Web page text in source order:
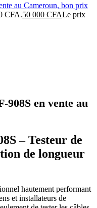
au Cameroun, bon prix
CFA.50 000 CFALe prix
908S en vente au
– Testeur de
de longueur
hautement performant
et installateurs de